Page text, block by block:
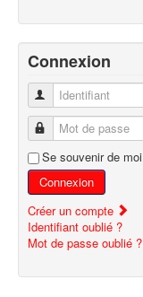
Connexion
Identifiant
Mot de passe
Se souvenir de moi
Connexion
Créer un compte
Identifiant oublié ?
Mot de passe oublié ?